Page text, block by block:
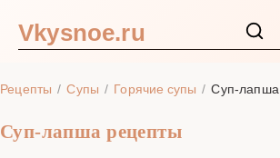
Vkysnoe.ru
Основные блюда
Рецепты Супы Горячие супы Суп-лапша
Суп-лапша рецепты